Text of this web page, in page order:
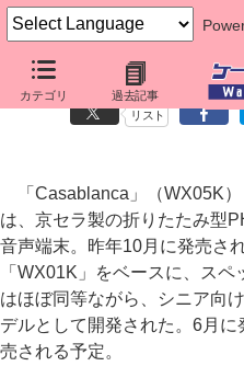
カテゴリ 過去記事
シニア向けのPHS端末「
リスト
「Casablanca」（WX05K）
は、京セラ製の折りたたみ型
音声端末。昨年10月に発売さ
「WX01K」をベースに、スペ
はほぼ同等ながら、シニア向
デルとして開発された。6月に
売される予定。